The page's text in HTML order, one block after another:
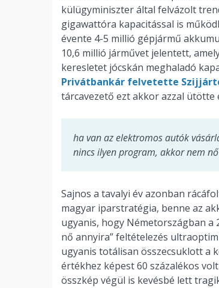
külügyminiszter által felvázolt
gigawattóra kapacitással is
évente 4-5 millió gépjármű
10,6 millió járművet jelentett,
keresletet jócskán meghaladó
Privátbankár felvetette
tárcavezető ezt akkor azzal ütötte
ha van az elektromos autók
nincs ilyen program, akkor nem
Sajnos a tavalyi év azonban
magyar iparstratégia, benne az
ugyanis, hogy Németországban a
nő annyira” feltételezés
ugyanis totálisan összecsuklott a
értékhez képest 60 százalékos
összkép végül is kevésbé lett